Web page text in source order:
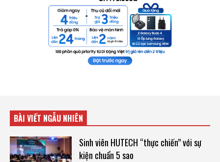
BÀI VIẾT NGẪU NHIÊN
Sinh viên HUTECH “thực chiến” với sự
kiện chuẩn 5 sao